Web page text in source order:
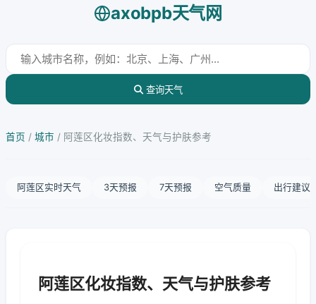
axobpb天气网
查询天气
首页 / 城市 / 阿莲区化妆指数、天气与护肤参考
阿莲区实时天气 3天预报 7天预报 空气质量 出行建议
阿莲区化妆指数、天气与护肤参考